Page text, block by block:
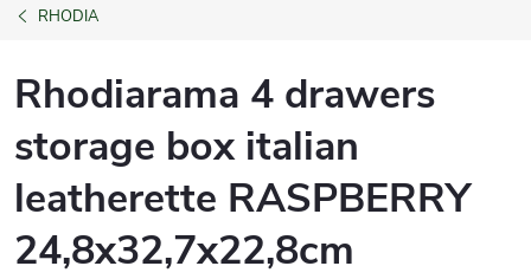
RHODIA
Rhodiarama 4 drawers
storage box italian
leatherette RASPBERRY
24,8x32,7x22,8cm